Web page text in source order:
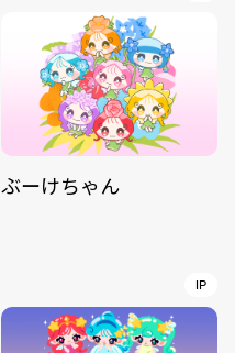
ぶーけちゃん
IP